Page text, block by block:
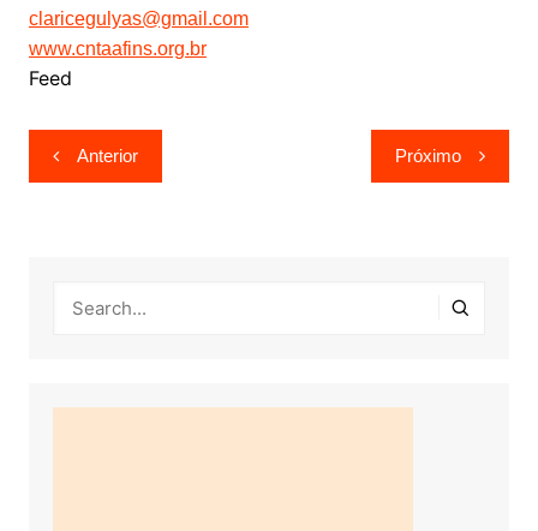
claricegulyas@gmail.com
www.cntaafins.org.br
Feed
Navegação
de
Anterior Próximo